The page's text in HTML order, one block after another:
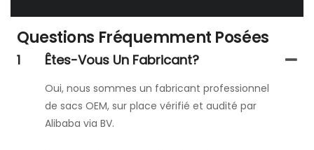
Questions Fréquemment Posées
1 Êtes-Vous Un Fabricant?
Oui, nous sommes un fabricant professionnel
de sacs OEM, sur place vérifié et audité par
Alibaba via BV.